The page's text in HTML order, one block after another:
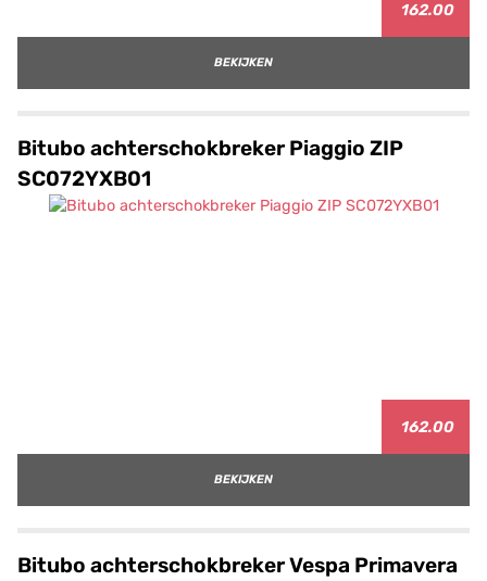
162.00
BEKIJKEN
Bitubo achterschokbreker Piaggio ZIP
SC072YXB01
162.00
BEKIJKEN
Bitubo achterschokbreker Vespa Primavera